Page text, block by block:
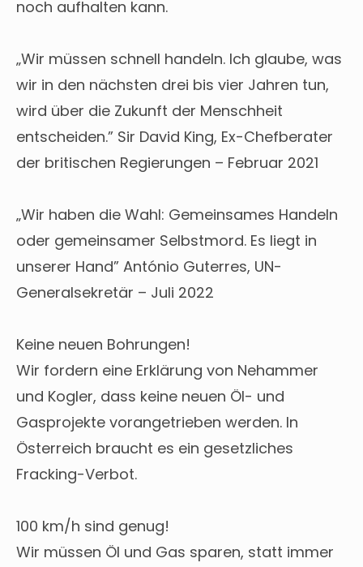
noch aufhalten kann.
„Wir müssen schnell handeln. Ich glaube, was
wir in den nächsten drei bis vier Jahren tun,
wird über die Zukunft der Menschheit
entscheiden.” Sir David King, Ex-Chefberater
der britischen Regierungen – Februar 2021
„Wir haben die Wahl: Gemeinsames Handeln
oder gemeinsamer Selbstmord. Es liegt in
unserer Hand” António Guterres, UN-
Generalsekretär – Juli 2022
Keine neuen Bohrungen!
Wir fordern eine Erklärung von Nehammer
und Kogler, dass keine neuen Öl- und
Gasprojekte vorangetrieben werden. In
Österreich braucht es ein gesetzliches
Fracking-Verbot.
100 km/h sind genug!
Wir müssen Öl und Gas sparen, statt immer